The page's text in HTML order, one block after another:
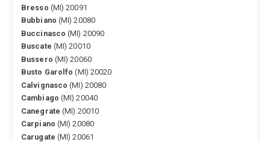
Bresso (MI) 20091
Bubbiano (MI) 20080
Buccinasco (MI) 20090
Buscate (MI) 20010
Bussero (MI) 20060
Busto Garolfo (MI) 20020
Calvignasco (MI) 20080
Cambiago (MI) 20040
Canegrate (MI) 20010
Carpiano (MI) 20080
Carugate (MI) 20061